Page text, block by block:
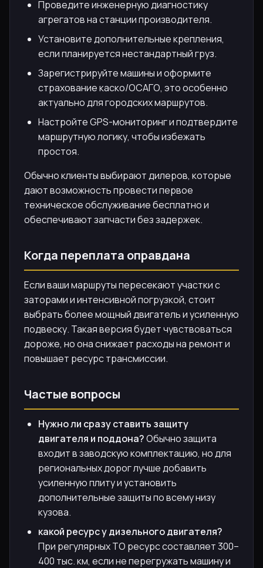
Проведите инженерную диагностику
агрегатов на станции производителя.
Установите дополнительные крепления,
если планируется нестандартный груз.
Зарегистрируйте машины и оформите
страхование каско/ОСАГО, это особенно
актуально для городских маршрутов.
Настройте GPS-мониторинг и подтвердите
маршрутную логику, чтобы избежать
простоя.
Обычно клиенты выбирают дилеров, которые
дают возможность провести первое
техническое обслуживание бесплатно и
обеспечивают запчасти без задержек.
Когда переплата оправдана
Если ваши маршруты пересекают участки с
заторами и интенсивной погрузкой, стоит
выбрать более мощный двигатель и усиленную
подвеску. Такая версия будет чувствоваться
дороже, но она снижает расходы на ремонт и
повышает ресурс трансмиссии.
Частые вопросы
Нужно ли сразу ставить защиту
двигателя и поддона?Обычно защита
входит в заводскую комплектацию, но для
региональных дорог лучше добавить
усиленную плиту и установить
дополнительные защиты по всему низу
кузова.
какой ресурс у дизельного двигателя?
При регулярных ТО ресурс составляет 300–
400 тыс. км, если не перегружать машину и